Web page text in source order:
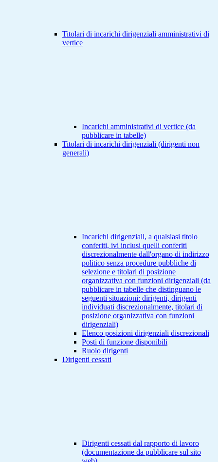
Titolari di incarichi dirigenziali amministrativi di
vertice
Incarichi amministrativi di vertice (da
pubblicare in tabelle)
Titolari di incarichi dirigenziali (dirigenti non
generali)
Incarichi dirigenziali, a qualsiasi titolo
conferiti, ivi inclusi quelli conferiti
discrezionalmente dall'organo di indirizzo
politico senza procedure pubbliche di
selezione e titolari di posizione
organizzativa con funzioni dirigenziali (da
pubblicare in tabelle che distinguano le
seguenti situazioni: dirigenti, dirigenti
individuati discrezionalmente, titolari di
posizione organizzativa con funzioni
dirigenziali)
Elenco posizioni dirigenziali discrezionali
Posti di funzione disponibili
Ruolo dirigenti
Dirigenti cessati
Dirigenti cessati dal rapporto di lavoro
(documentazione da pubblicare sul sito